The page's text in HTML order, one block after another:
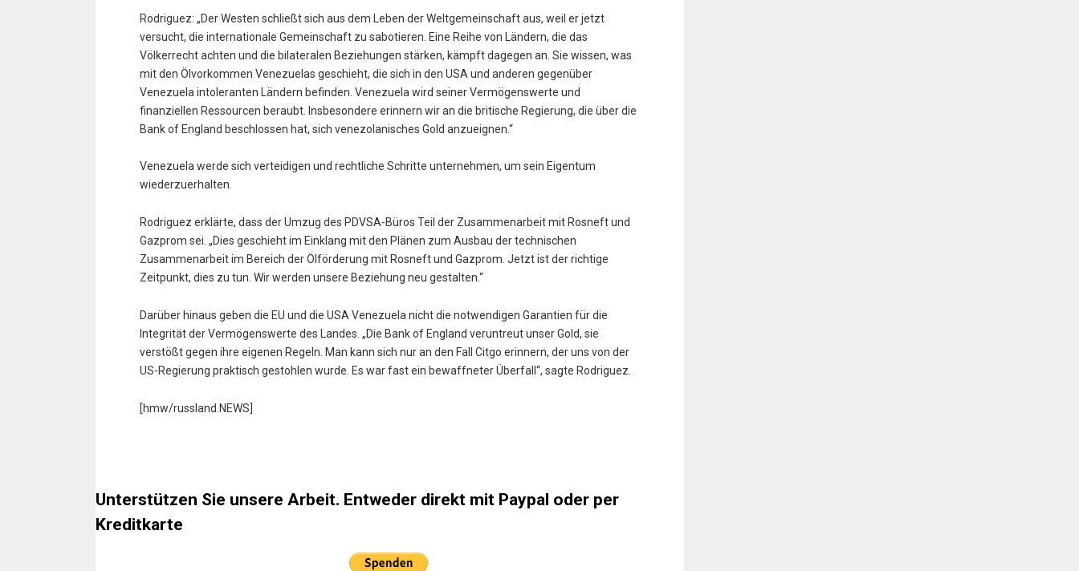
Rodriguez: „Der Westen schließt sich aus dem Leben der Weltgemeinschaft aus, weil er jetzt
versucht, die internationale Gemeinschaft zu sabotieren. Eine Reihe von Ländern, die das
Völkerrecht achten und die bilateralen Beziehungen stärken, kämpft dagegen an. Sie wissen, was
mit den Ölvorkommen Venezuelas geschieht, die sich in den USA und anderen gegenüber
Venezuela intoleranten Ländern befinden. Venezuela wird seiner Vermögenswerte und
finanziellen Ressourcen beraubt. Insbesondere erinnern wir an die britische Regierung, die über die
Bank of England beschlossen hat, sich venezolanisches Gold anzueignen.“
Venezuela werde sich verteidigen und rechtliche Schritte unternehmen, um sein Eigentum
wiederzuerhalten.
Rodriguez erklärte, dass der Umzug des PDVSA-Büros Teil der Zusammenarbeit mit Rosneft und
Gazprom sei. „Dies geschieht im Einklang mit den Plänen zum Ausbau der technischen
Zusammenarbeit im Bereich der Ölförderung mit Rosneft und Gazprom. Jetzt ist der richtige
Zeitpunkt, dies zu tun. Wir werden unsere Beziehung neu gestalten.“
Darüber hinaus geben die EU und die USA Venezuela nicht die notwendigen Garantien für die
Integrität der Vermögenswerte des Landes. „Die Bank of England veruntreut unser Gold, sie
verstößt gegen ihre eigenen Regeln. Man kann sich nur an den Fall Citgo erinnern, der uns von der
US-Regierung praktisch gestohlen wurde. Es war fast ein bewaffneter Überfall“, sagte Rodriguez.
[hmw/russland.NEWS]
Unterstützen Sie unsere Arbeit. Entweder direkt mit Paypal oder per
Kreditkarte